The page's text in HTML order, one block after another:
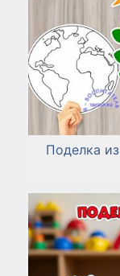
Поделка